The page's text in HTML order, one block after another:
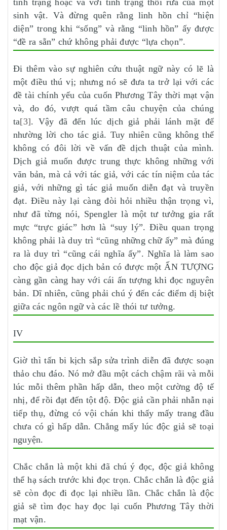
tình trạng hoặc và với tình trạng thối rữa của một
sinh vật. Và đừng quên rằng linh hồn chỉ “hiện
diện” trong khi “sống” và rằng “linh hồn” ấy được
“đề ra sẵn” chứ không phải được “lựa chọn”.
Đi thêm vào sự nghiên cứu thuật ngữ này có lẽ là
một điều thú vị; nhưng nó sẽ đưa ta trở lại với các
đề tài chính yếu của cuốn Phương Tây thời mạt vận
và, do đó, vượt quá tầm câu chuyện của chúng
ta[3]. Vậy đã đến lúc dịch giả phải lánh mặt để
nhường lời cho tác giả. Tuy nhiên cũng không thể
không có đôi lời về vấn đề dịch thuật của mình.
Dịch giả muốn được trung thực không những với
văn bản, mà cả với tác giả, với các tín niệm của tác
giả, với những gì tác giả muốn diễn đạt và truyền
đạt. Điều này lại càng đòi hỏi nhiều thận trọng vì,
như đã từng nói, Spengler là một tư tưởng gia rất
mực “trực giác” hơn là “suy lý”. Điều quan trọng
không phải là duy trì “cũng những chữ ấy” mà đúng
ra là duy trì “cũng cái nghĩa ấy”. Nghĩa là làm sao
cho độc giả đọc dịch bản có được một ẤN TƯỢNG
càng gần càng hay với cái ấn tượng khi đọc nguyên
bản. Dĩ nhiên, cũng phải chú ý đến các điểm dị biệt
giữa các ngôn ngữ và các lề thói tư tưởng.
IV
Giờ thì tấn bi kịch sắp sửa trình diễn đã được soạn
thảo chu đáo. Nó mở đầu một cách chậm rãi và mỗi
lúc mỗi thêm phần hấp dẫn, theo một cường độ tế
nhị, để rồi đạt đến tột độ. Độc giả cần phải nhẫn nại
tiếp thụ, đừng có vội chán khi thấy mấy trang đầu
chưa có gì hấp dẫn. Chẳng mấy lúc độc giả sẽ toại
nguyện.
Chắc chắn là một khi đã chú ý đọc, độc giả không
thể hạ sách trước khi đọc trọn. Chắc chắn là độc giả
sẽ còn đọc đi đọc lại nhiều lần. Chắc chắn là độc
giả sẽ tìm đọc hay đọc lại cuốn Phương Tây thời
mạt vận.